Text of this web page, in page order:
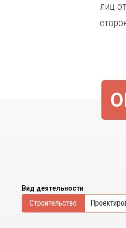
лиц
Вид деятельности
Cтроительство